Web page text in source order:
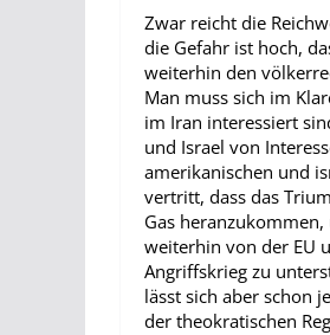
Zwar reicht die
die Gefahr ist hoch,
weiterhin den
Man muss sich im
im Iran interessiert
und Israel von
amerikanischen und
vertritt, dass das
Gas
weiterhin von der EU
Angriffskrieg zu
lässt sich aber schon
der theokratischen